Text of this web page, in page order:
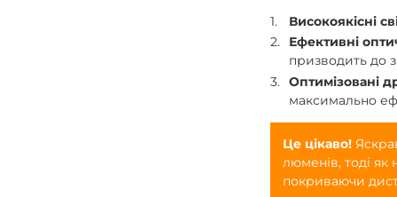
Високоякісні
Ефективні
призводить до
Оптимізовані
максимально
Це цікаво!
люменів, тоді як
покриваючи